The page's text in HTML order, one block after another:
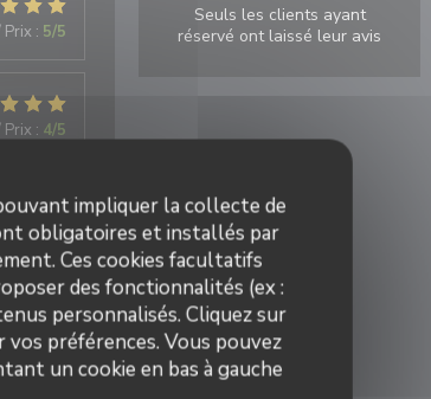
impliquer la collecte de
obligatoires et installés par
Ces cookies facultatifs
des fonctionnalités (ex :
personnalisés. Cliquez sur
vos préférences. Vous pouvez
un cookie en bas à gauche
Prix : 5/5
Prix : 4/5
à
pour
Prix:5/5
Seuls les clients ayant
réservé ont laissé leur avis